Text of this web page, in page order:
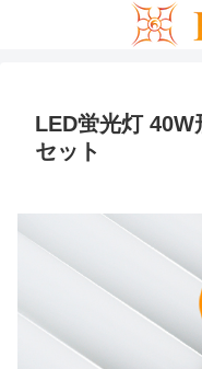
LED蛍光灯
セット